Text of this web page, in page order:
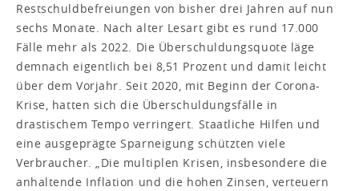
Restschuldbefreiungen von bisher drei Jahren auf nun
sechs Monate. Nach alter Lesart gibt es rund 17.000
Fälle mehr als 2022. Die Überschuldungsquote läge
demnach eigentlich bei 8,51 Prozent und damit leicht
über dem Vorjahr. Seit 2020, mit Beginn der Corona-
Krise, hatten sich die Überschuldungsfälle in
drastischem Tempo verringert. Staatliche Hilfen und
eine ausgeprägte Sparneigung schützten viele
Verbraucher. „Die multiplen Krisen, insbesondere die
anhaltende Inflation und die hohen Zinsen, verteuern